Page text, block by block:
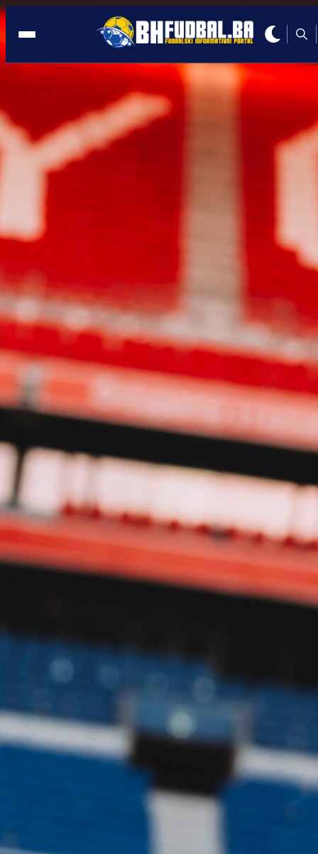
Malenom afričkom klubu je s neba palo
skoro 8.000.000 eura
Autor:
BHFudbal.ba 2
23:52, 10.07.2021
KROKODILI SKAČU OD SREĆE
Red Bull Salzburg se posljednjih godina profilisao
jedan od najboljih prodavaca u evropskom fudbalu.
Kupuje jeftino talente sa svih strana sveta, razvija
svojim filijalama, potom u prvom timu i kada
visoku cijenu – prodaje ih.